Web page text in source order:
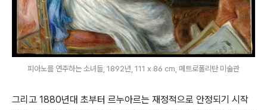
피아노를 연주하는 소녀들, 1892년, 111 x 86 cm, 메트로폴리탄 미술관
그리고 1880년대 초부터 르누아르는 재정적으로 안정되기 시작